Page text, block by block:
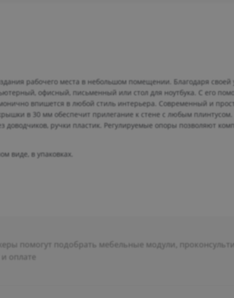
рабочего места в небольшом помещении. Благодаря своей
офисный, письменный или стол для ноутбука. С его
впишется в любой стиль интерьера. Современный и
в 30 мм обеспечит прилегание к стене с любым плинтусом.
ручки пластик. Регулируемые опоры позволяют
виде, в упаковках.
помогут подобрать мебельные модули,
оплате